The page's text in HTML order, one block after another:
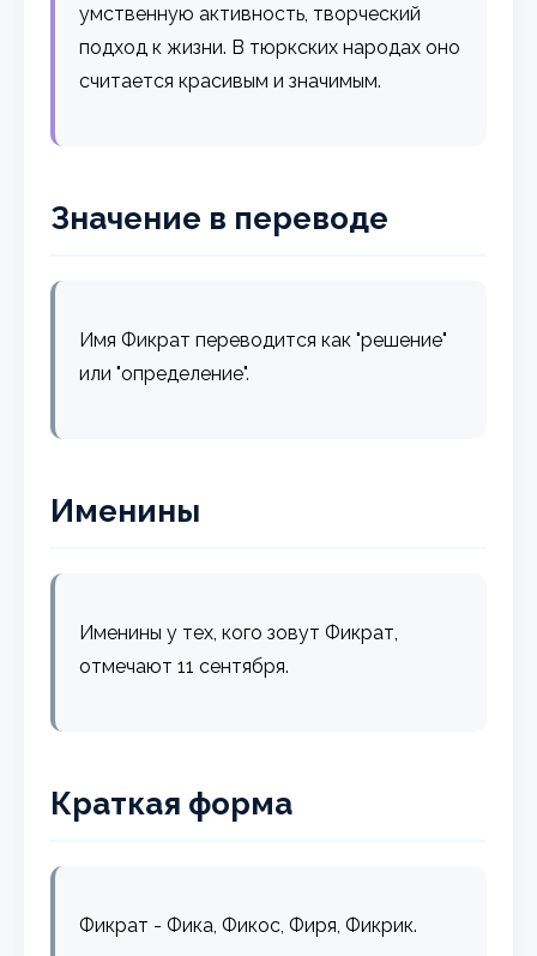
умственную активность, творческий
подход к жизни. В тюркских народах оно
считается красивым и значимым.
Значение в переводе
Имя Фикрат переводится как "решение"
или "определение".
Именины
Именины у тех, кого зовут Фикрат,
отмечают 11 сентября.
Краткая форма
Фикрат - Фика, Фикос, Фиря, Фикрик.